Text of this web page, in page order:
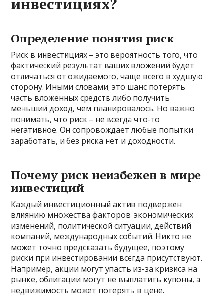
Определение понятия риск
Риск в инвестициях – это вероятность того, что
фактический результат ваших вложений будет
отличаться от ожидаемого, чаще всего в худшую
сторону. Иными словами, это шанс потерять
часть вложенных средств либо получить
меньший доход, чем планировалось. Но важно
понимать, что риск – не всегда что-то
негативное. Он сопровождает любые попытки
заработать, и без риска нет и доходности.
Почему риск неизбежен в мире
инвестиций
Каждый инвестиционный актив подвержен
влиянию множества факторов: экономических
изменений, политической ситуации, действий
компаний, международных событий. Никто не
может точно предсказать будущее, поэтому
риски при инвестировании всегда присутствуют.
Например, акции могут упасть из-за кризиса на
рынке, облигации могут не выплатить купоны, а
недвижимость может потерять в цене.